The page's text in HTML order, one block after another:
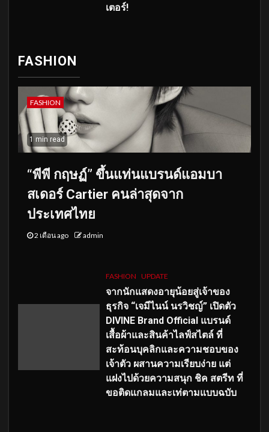
เตอร์!
FASHION
FASHION
1 min read
“พีพี กฤษฏ์” ขึ้นแท่นแบรนด์แอมบา
สเดอร์ Cartier คนล่าสุดจาก
ประเทศไทย
2 เดือน ago admin
FASHION UPDATE
จากนักแสดงอายุน้อยสู่เจ้าของ
ธุรกิจ “เจมีไนน์ นรวิชญ์” เปิดตัว
DIVINE Brand Official แบรนด์
เสื้อผ้าและสินค้าไลฟ์สไตล์ ที่
สะท้อนบุคลิกและความชอบของ
เจ้าตัว ผสานความเรียบง่าย แต่
แฝงไปด้วยความสนุก ชิค สตรีท ที่
ขอติดแกลมและเท่ตามแบบฉบับ